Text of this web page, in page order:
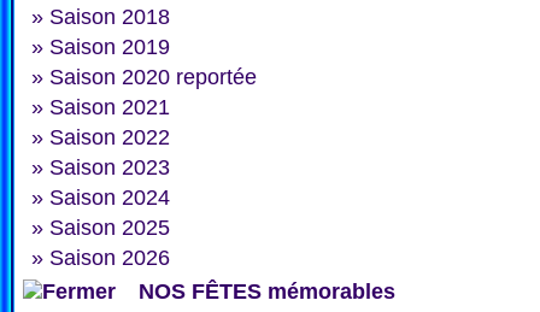
» Saison 2018
» Saison 2019
» Saison 2020 reportée
» Saison 2021
» Saison 2022
» Saison 2023
» Saison 2024
» Saison 2025
» Saison 2026
NOS FÊTES mémorables